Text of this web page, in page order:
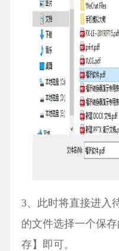
3、此时将直接进入
的文件选择一个保
存】即可。